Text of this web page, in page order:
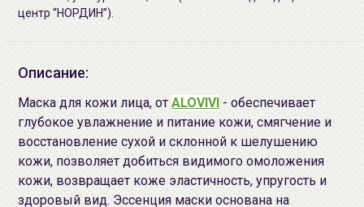
центр “НОРДИН”).
Описание:
Маска для кожи лица, от ALOVIVI - обеспечивает
глубокое увлажнение и питание кожи, смягчение и
восстановление сухой и склонной к шелушению
кожи, позволяет добиться видимого омоложения
кожи, возвращает коже эластичность, упругость и
здоровый вид. Эссенция маски основана на